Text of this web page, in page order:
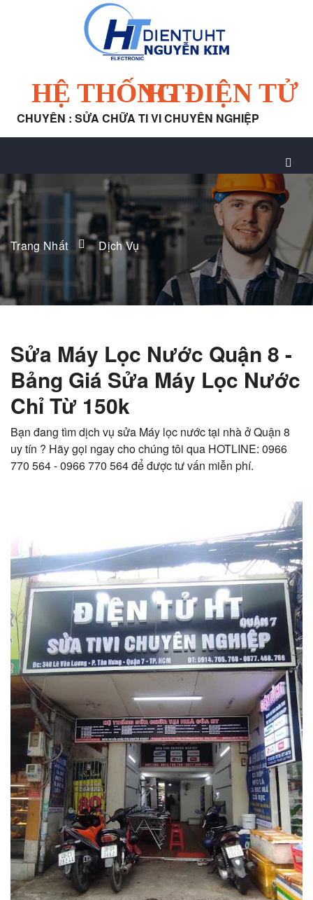
HỆ THỐNG ĐIỆN TỬ HT
CHUYÊN : SỬA CHỮA TI VI CHUYÊN NGHIỆP
Trang Nhất Dịch Vụ
Sửa Máy Lọc Nước Quận 8 -
Bảng Giá Sửa Máy Lọc Nước
Chỉ Từ 150k
Bạn đang tìm dịch vụ sửa Máy lọc nước tại nhà ở Quận 8
uy tín ? Hãy gọi ngay cho chúng tôi qua HOTLINE: 0966
770 564 - 0966 770 564 để được tư vấn miễn phí.